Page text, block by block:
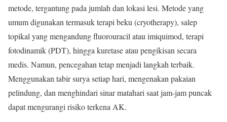
metode, tergantung pada jumlah dan lokasi lesi. Metode yang
umum digunakan termasuk terapi beku (cryotherapy), salep
topikal yang mengandung fluorouracil atau imiquimod, terapi
fotodinamik (PDT), hingga kuretase atau pengikisan secara
medis. Namun, pencegahan tetap menjadi langkah terbaik.
Menggunakan tabir surya setiap hari, mengenakan pakaian
pelindung, dan menghindari sinar matahari saat jam-jam puncak
dapat mengurangi risiko terkena AK.